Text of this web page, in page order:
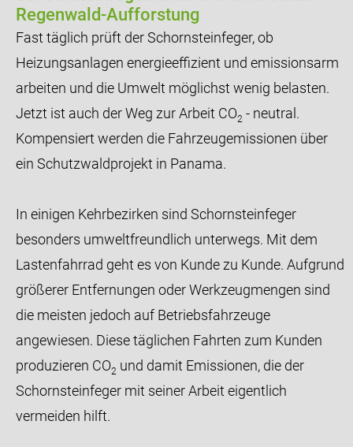
DATENSCHUTZ
DISCLAIMER
Regenwald-Aufforstung
Fast täglich prüft der Schornsteinfeger, ob
Heizungsanlagen energieeffizient und emissionsarm
arbeiten und die Umwelt möglichst wenig belasten.
Jetzt ist auch der Weg zur Arbeit CO2 - neutral.
Kompensiert werden die Fahrzeugemissionen über
ein Schutzwaldprojekt in Panama.
In einigen Kehrbezirken sind Schornsteinfeger
besonders umweltfreundlich unterwegs. Mit dem
Lastenfahrrad geht es von Kunde zu Kunde. Aufgrund
größerer Entfernungen oder Werkzeugmengen sind
die meisten jedoch auf Betriebsfahrzeuge
angewiesen. Diese täglichen Fahrten zum Kunden
produzieren CO2 und damit Emissionen, die der
Schornsteinfeger mit seiner Arbeit eigentlich
vermeiden hilft.